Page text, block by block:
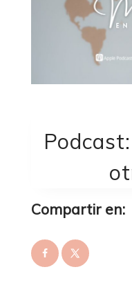
Compartir en: